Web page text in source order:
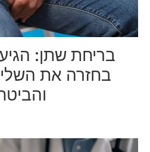
בריחת שתן:
בחזרה את